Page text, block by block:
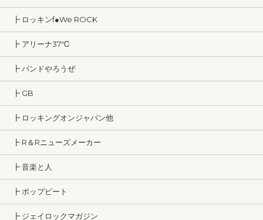
┣ ロッキンf●We ROCK
┣ アリーナ37℃
┣ バンドやろうぜ
┣ GB
┣ ロッキングオンジャパン他
┣ R＆Rニューズメーカー
┣ 音楽と人
┣ ポップビート
┣ ジェイロックマガジン